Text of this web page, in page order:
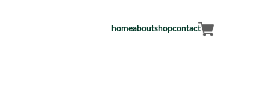
homeaboutshopcontact